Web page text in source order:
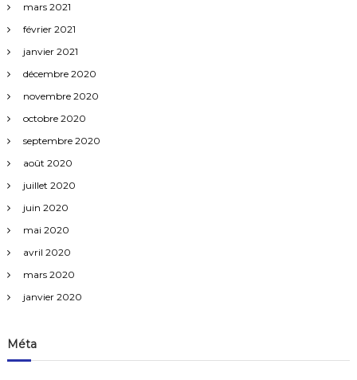
mars 2021
février 2021
janvier 2021
décembre 2020
novembre 2020
octobre 2020
septembre 2020
août 2020
juillet 2020
juin 2020
mai 2020
avril 2020
mars 2020
janvier 2020
Méta